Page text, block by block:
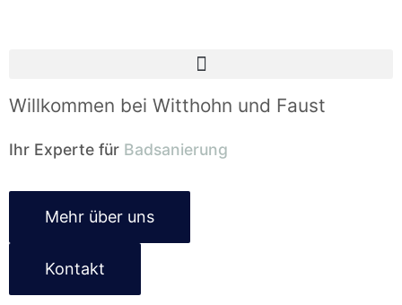
Willkommen bei Witthohn und Faust
Ihr Experte für Badsanierung
Mehr über uns
Kontakt